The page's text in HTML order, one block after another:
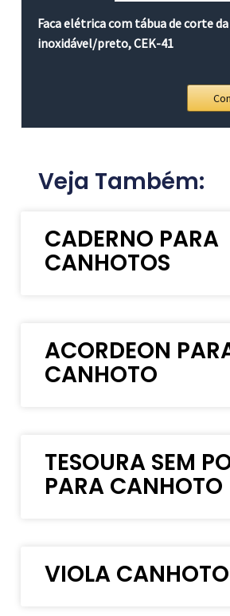
Faca elétrica com tábua de corte
inoxidável/preto, CEK-41
Veja Também:
CADERNO PARA
CANHOTOS
ACORDEON
CANHOTO
TESOURA SEM
PARA CANHOTO
VIOLA CANHOTO